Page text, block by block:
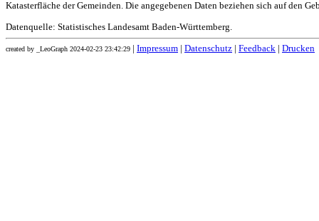
Katasterfläche der Gemeinden. Die angegebenen Daten beziehen sich auf den
Datenquelle: Statistisches Landesamt Baden-Württemberg.
created by _LeoGraph 2024-02-23 23:42:29 Impressum Datenschutz Feedback Drucken